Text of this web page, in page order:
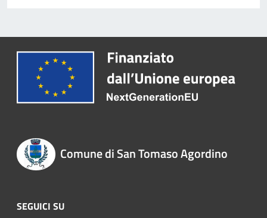
Comune di San Tomaso Agordino
SEGUICI SU